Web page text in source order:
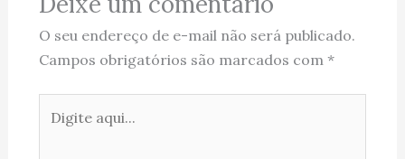
O seu endereço de e-mail não será publicado.
Campos obrigatórios são marcados com *
aqui...